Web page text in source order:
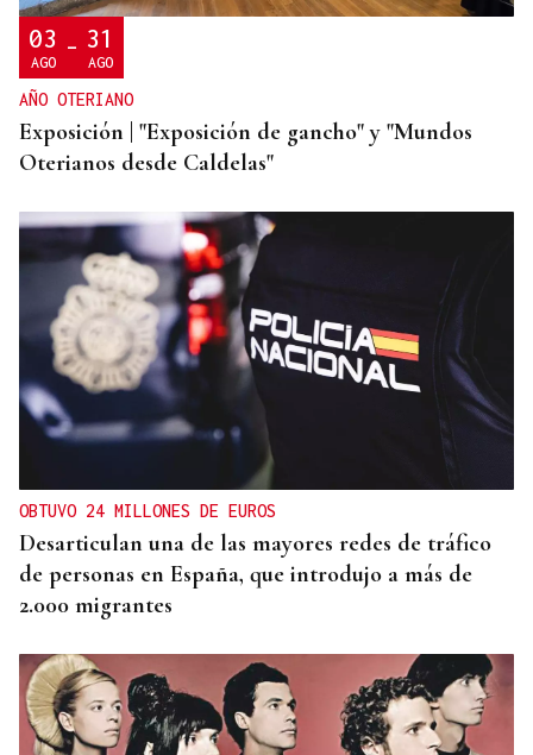
03
AGO - 31
AGO
AÑO OTERIANO
Exposición | "Exposición de gancho" y "Mundos
Oterianos desde Caldelas"
OBTUVO 24 MILLONES DE EUROS
Desarticulan una de las mayores redes de tráfico
de personas en España, que introdujo a más de
2.000 migrantes